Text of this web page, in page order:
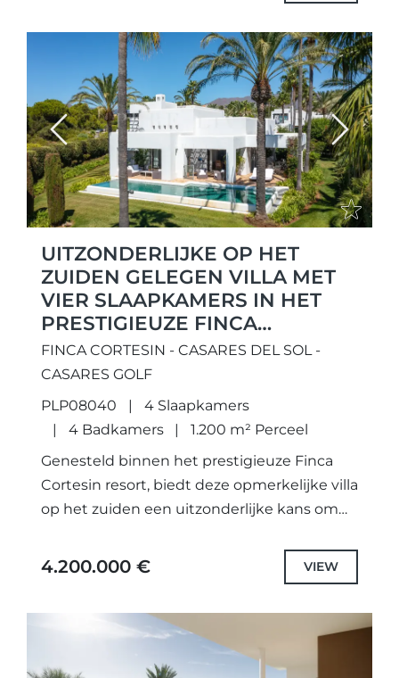
Previous Next
UITZONDERLIJKE OP HET
ZUIDEN GELEGEN VILLA MET
VIER SLAAPKAMERS IN HET
PRESTIGIEUZE FINCA
CORTESÍN RESORT.
FINCA CORTESIN - CASARES DEL SOL -
CASARES GOLF
PLP08040
4 Slaapkamers
4 Badkamers
1.200 m² Perceel
Genesteld binnen het prestigieuze Finca
Cortesin resort, biedt deze opmerkelijke villa
op het zuiden een uitzonderlijke kans om
te omarmen. Een meesterlijke fusie van...
4.200.000 € VIEW